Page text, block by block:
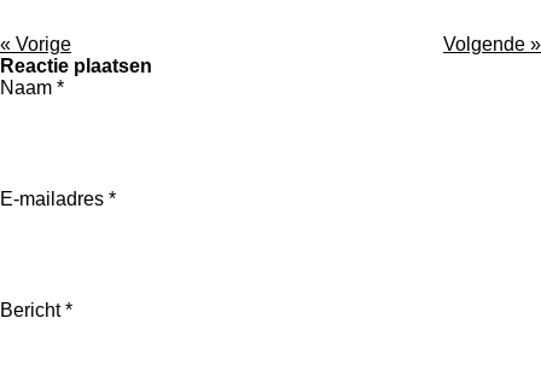
« Vorige Volgende »
Reactie plaatsen
Naam *
E-mailadres *
Bericht *